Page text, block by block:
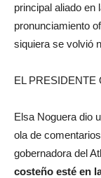
principal aliado en
pronunciamiento
siquiera se volvió
EL
Elsa Noguera dio
ola de
gobernadora del
costeño esté en